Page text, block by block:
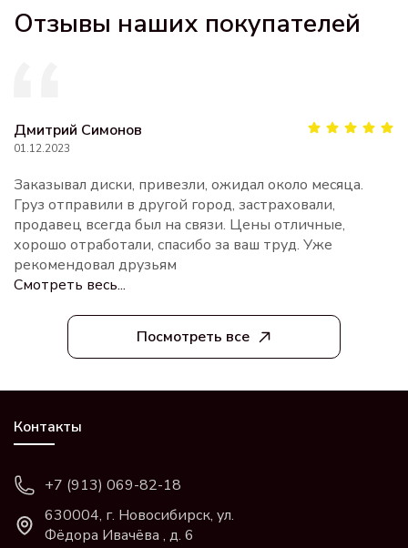
Отзывы наших покупателей
Посмотреть все
Дмитрий Симонов
01.12.2023
Заказывал диски, привезли, ожидал около месяца.
Груз отправили в другой город, застраховали,
продавец всегда был на связи. Цены отличные,
хорошо отработали, спасибо за ваш труд. Уже
рекомендовал друзьям
Смотреть весь...
Контакты
+7 (913) 069-82-18
630004, г. Новосибирск, ул.
Фёдора Ивачёва , д. 6